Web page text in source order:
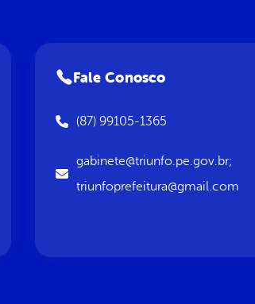
Fale Conosco
(87) 99105-1365
gabinete@triunfo.pe.gov.br;
triunfoprefeitura@gmail.com